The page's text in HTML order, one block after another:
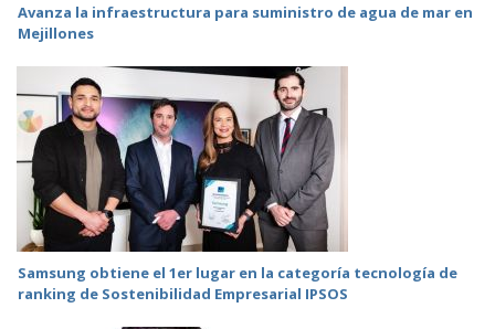
Avanza la infraestructura para suministro de agua de mar en
Mejillones
Samsung obtiene el 1er lugar en la categoría tecnología de
ranking de Sostenibilidad Empresarial IPSOS